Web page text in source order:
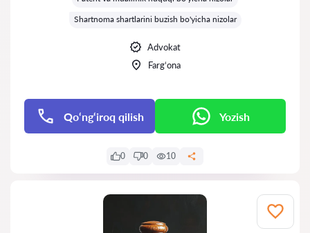
Shartnoma shartlarini buzish bo'yicha nizolar
Advokat
Farg‘ona
Qo‘ng‘iroq qilish Yozish
0 0 10